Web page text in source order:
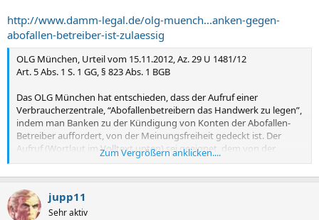
http://www.damm-legal.de/olg-muench...anken-gegen-
abofallen-betreiber-ist-zulaessig
OLG München, Urteil vom 15.11.2012, Az. 29 U 1481/12
Art. 5 Abs. 1 S. 1 GG, § 823 Abs. 1 BGB
Das OLG München hat entschieden, dass der Aufruf einer
Verbraucherzentrale, “Abofallenbetreibern das Handwerk zu legen”,
indem man Banken zu der Kündigung von Konten der Abofallen-
Betreiber auffordert, von der Meinungsfreiheit gedeckt ist. Der
Aufruf (Wortlaut im Volltext unten) sei geeignet, dem von der
Antragsgegnerin bekämpften Missstand zu begegnen, da der
erwünschte Erfolg durch die Maßnahme gefördert werden könne.
Eine Unverhältsnismäßigkeit liege nicht vor und die
Antragsgegnerin verfolge auch keine eigenen wirtschaftlichen
Interessen.
Zum Vergrößern anklicken....
jupp11
Sehr aktiv